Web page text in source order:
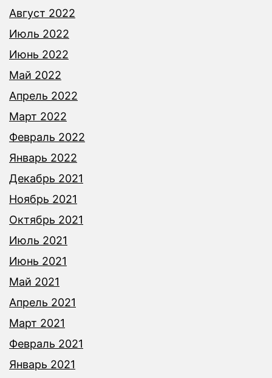
Август 2022
Июль 2022
Июнь 2022
Май 2022
Апрель 2022
Март 2022
Февраль 2022
Январь 2022
Декабрь 2021
Ноябрь 2021
Октябрь 2021
Июль 2021
Июнь 2021
Май 2021
Апрель 2021
Март 2021
Февраль 2021
Январь 2021